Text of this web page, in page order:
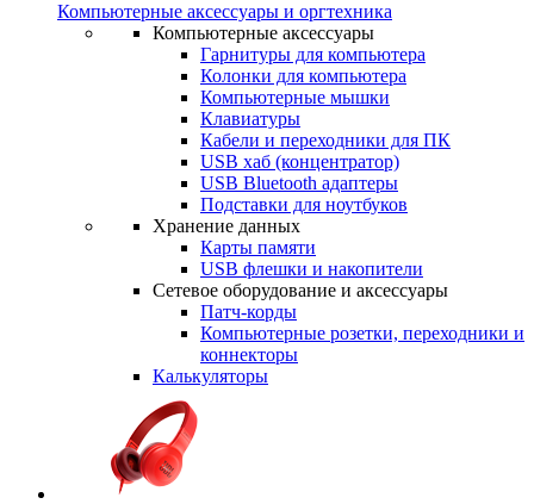
Компьютерные аксессуары и оргтехника
Компьютерные аксессуары
Гарнитуры для компьютера
Колонки для компьютера
Компьютерные мышки
Клавиатуры
Кабели и переходники для ПК
USB хаб (концентратор)
USB Bluetooth адаптеры
Подставки для ноутбуков
Хранение данных
Карты памяти
USB флешки и накопители
Сетевое оборудование и аксессуары
Патч-корды
Компьютерные розетки, переходники и
коннекторы
Калькуляторы